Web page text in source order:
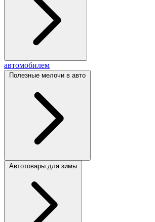
автомобилем
Полезные мелочи в авто
Автотовары для зимы